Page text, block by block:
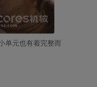
单元也有着完整而